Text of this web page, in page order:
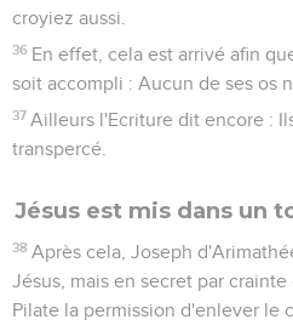
croyiez aussi.
36 En effet, cela est arrivé afin
soit accompli : Aucun de ses os
37 Ailleurs l'Ecriture dit encore :
transpercé.
Jésus est mis dans un
38 Après cela, Joseph
Jésus, mais en secret par
Pilate la permission d'enlever le